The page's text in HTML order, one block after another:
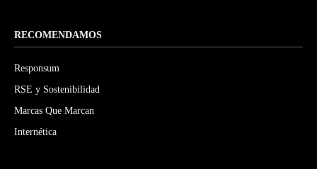
RECOMENDAMOS
Responsum
RSE y Sostenibilidad
Marcas Que Marcan
Internética